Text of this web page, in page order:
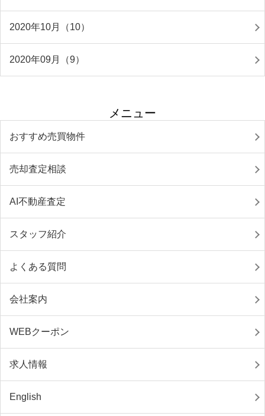
2020年10月（10）
2020年09月（9）
メニュー
おすすめ売買物件
売却査定相談
AI不動産査定
スタッフ紹介
よくある質問
会社案内
WEBクーポン
求人情報
English